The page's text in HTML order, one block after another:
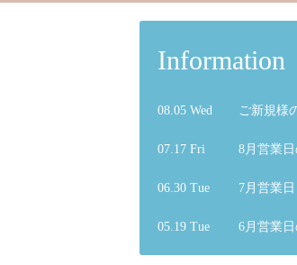
Information
08.05 Wed ご新規様
07.17 Fri 8月営業
06.30 Tue 7月営業
05.19 Tue 6月営業